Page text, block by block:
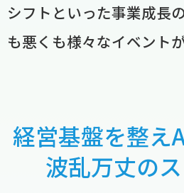
シフトといった事業成長
も悪くも様々なイベント
経営基盤を整え
波乱万丈の